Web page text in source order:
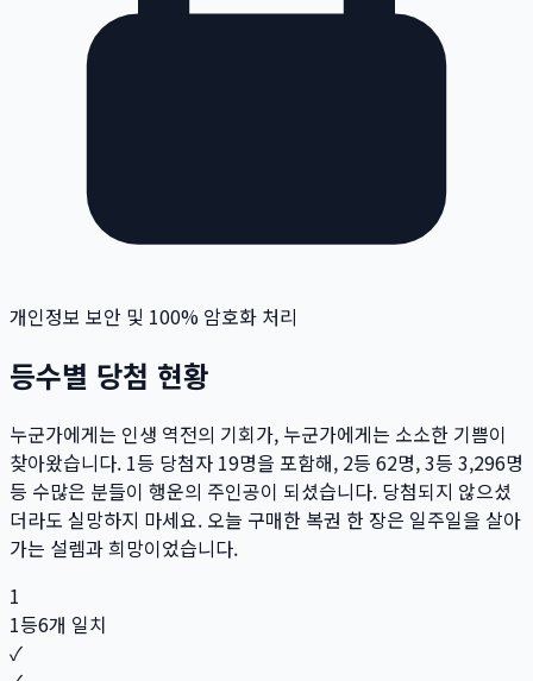
개인정보 보안 및 100% 암호화 처리
등수별 당첨 현황
누군가에게는 인생 역전의 기회가, 누군가에게는 소소한 기쁨이
찾아왔습니다. 1등 당첨자 19명을 포함해, 2등 62명, 3등 3,296명
등 수많은 분들이 행운의 주인공이 되셨습니다. 당첨되지 않으셨
더라도 실망하지 마세요. 오늘 구매한 복권 한 장은 일주일을 살아
가는 설렘과 희망이었습니다.
1
1등6개 일치
✓